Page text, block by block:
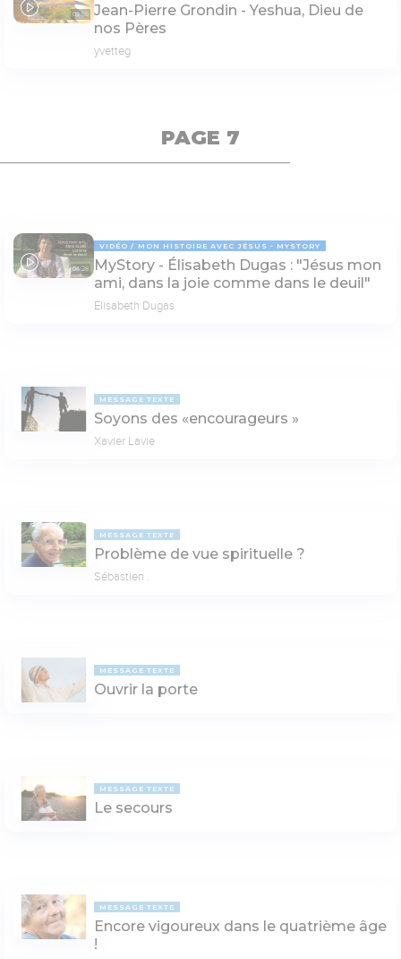
03:55
Jean-Pierre Grondin - Yeshua, Dieu de
nos Pères
yvetteg
PAGE 7
04:28
VIDÉO MON HISTOIRE AVEC JÉSUS - MYSTORY
MyStory - Élisabeth Dugas : "Jésus mon
ami, dans la joie comme dans le deuil"
Elisabeth Dugas
MESSAGE TEXTE
Soyons des «encourageurs »
Xavier Lavie
MESSAGE TEXTE
Problème de vue spirituelle ?
Sébastien .
MESSAGE TEXTE
Ouvrir la porte
MESSAGE TEXTE
Le secours
MESSAGE TEXTE
Encore vigoureux dans le quatrième âge
!